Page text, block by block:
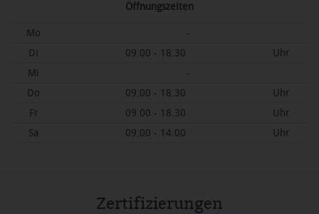
Öffnungszeiten
Mo
-
Di
09.00 - 18.30
Uhr
Mi
-
Do
09.00 - 18.30
Uhr
Fr
09.00 - 18.30
Uhr
Sa
09.00 - 14.00 Uhr
Zertifizierungen